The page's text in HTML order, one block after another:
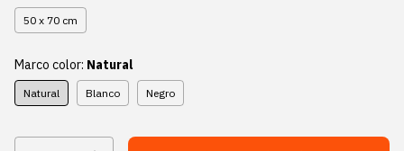
50 x 70 cm
Marco color: Natural
Natural Blanco Negro